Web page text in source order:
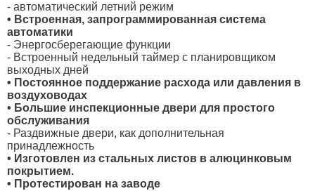
- автоматический летний режим
• Встроенная, запрограммированная система
автоматики
- Энергосберегающие функции
- Встроенный недельный таймер с планировщиком
выходных дней
• Постоянное поддержание расхода или давления в
воздуховодах
• Большие инспекционные двери для простого
обслуживания
- Раздвижные двери, как дополнительная
принадлежность
• Изготовлен из стальных листов в алюцинковым
покрытием.
• Протестирован на заводе